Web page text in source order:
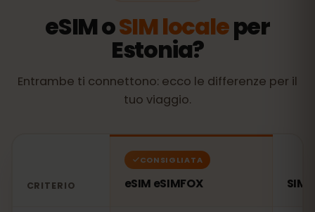
eSIM oSIM localeper
Estonia?
Entrambe ti connettono: ecco le differenze per il
tuo viaggio.
CRITERIO
CONSIGLIATA
eSIM eSIMFOX SIM